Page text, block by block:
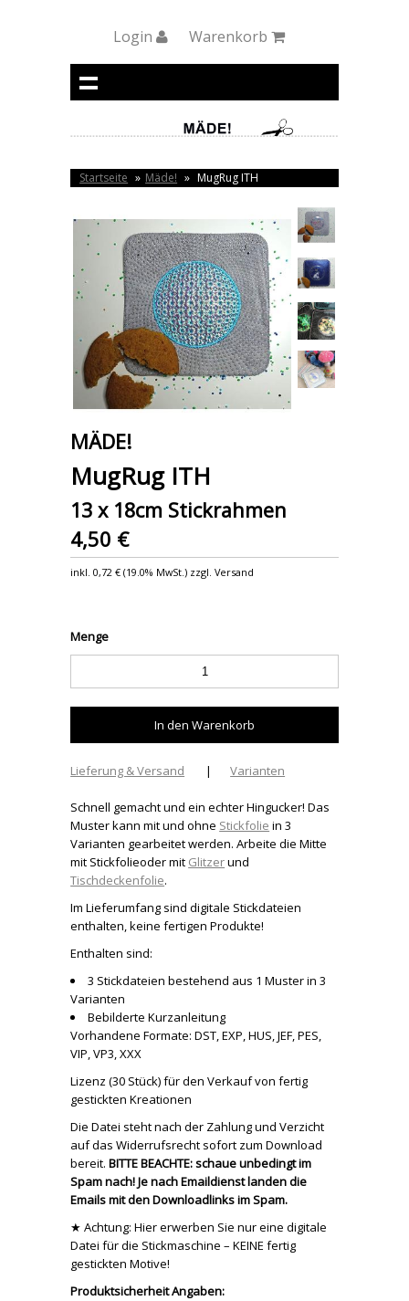
Login Warenkorb
Startseite » Mäde! » MugRug ITH
MÄDE!
MugRug ITH
13 x 18cm Stickrahmen
4,50 €
inkl.0,72 € (19.0% MwSt.) zzgl. Versand
Menge
Lieferung & Versand | Varianten
Schnell gemacht und ein echter Hingucker! Das
Muster kann mit und ohne Stickfolie in 3
Varianten gearbeitet werden. Arbeite die Mitte
mit Stickfolieoder mit Glitzerund
Tischdeckenfolie.
Im Lieferumfang sind digitale Stickdateien
enthalten, keine fertigen Produkte!
Enthalten sind:
3 Stickdateien bestehend aus 1 Muster in 3
Varianten
Bebilderte Kurzanleitung
Vorhandene Formate: DST, EXP, HUS, JEF, PES,
VIP, VP3, XXX
Lizenz (30 Stück) für den Verkauf von fertig
gestickten Kreationen
Die Datei steht nach der Zahlung und Verzicht
auf das Widerrufsrecht sofort zum Download
bereit.BITTE BEACHTE: schaue unbedingt im
Spam nach! Je nach Emaildienst landen die
Emails mit den Downloadlinks im Spam.
★ Achtung: Hier erwerben Sie nur eine digitale
Datei für die Stickmaschine – KEINE fertig
gestickten Motive!
Produktsicherheit Angaben: